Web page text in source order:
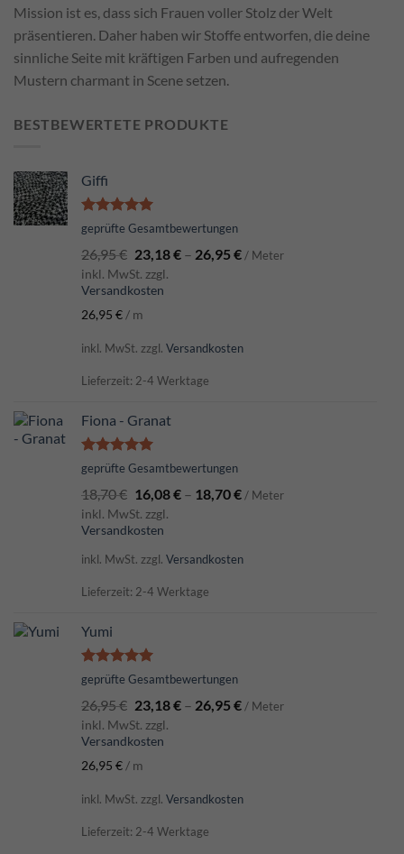
Mission ist es, dass sich Frauen voller Stolz der Welt
präsentieren. Daher haben wir Stoffe entworfen, die deine
sinnliche Seite mit kräftigen Farben und aufregenden
Mustern charmant in Scene setzen.
BESTBEWERTETE PRODUKTE
Giffi
Bewertet
von 5
geprüfte Gesamtbewertungen
26,95€ 23,18€– 26,95€ / Meter
inkl. MwSt. zzgl.
Versandkosten
26,95 € / m
inkl. MwSt. zzgl. Versandkosten
Lieferzeit: 2-4 Werktage
Fiona - Granat
Bewertet
von 5
geprüfte Gesamtbewertungen
18,70€ 16,08€– 18,70€ / Meter
inkl. MwSt. zzgl.
Versandkosten
inkl. MwSt. zzgl. Versandkosten
Lieferzeit: 2-4 Werktage
Yumi
Bewertet
von 5
geprüfte Gesamtbewertungen
26,95€ 23,18€– 26,95€ / Meter
inkl. MwSt. zzgl.
Versandkosten
26,95 € / m
inkl. MwSt. zzgl. Versandkosten
Lieferzeit: 2-4 Werktage